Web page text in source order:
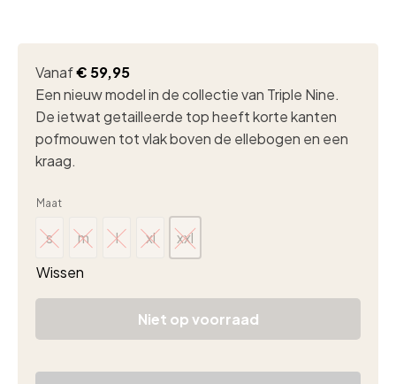
Vanaf€ 59,95
Een nieuw model in de collectie van Triple Nine.
De ietwat getailleerde top heeft korte kanten
pofmouwen tot vlak boven de ellebogen en een
kraag.
Maat
s
s
m
m
l
l
xl
xl
xxl
xxl
Wissen
Niet op voorraad
Triple